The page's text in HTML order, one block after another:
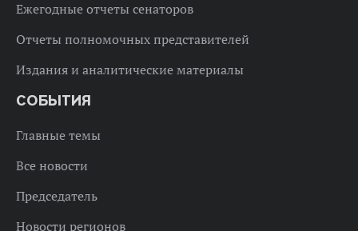
Ежегодные отчеты сенаторов
Отчеты полномочных представителей
Издания и аналитические материалы
СОБЫТИЯ
Главные темы
Все новости
Председатель
Новости регионов